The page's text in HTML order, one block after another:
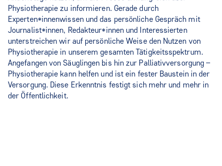
Physiotherapie zu informieren. Gerade durch
Experten*innenwissen und das persönliche Gespräch mit
Journalist*innen, Redakteur*innen und Interessierten
unterstreichen wir auf persönliche Weise den Nutzen von
Physiotherapie in unserem gesamten Tätigkeitsspektrum.
Angefangen von Säuglingen bis hin zur Palliativversorgung –
Physiotherapie kann helfen und ist ein fester Baustein in der
Versorgung. Diese Erkenntnis festigt sich mehr und mehr in
der Öffentlichkeit.